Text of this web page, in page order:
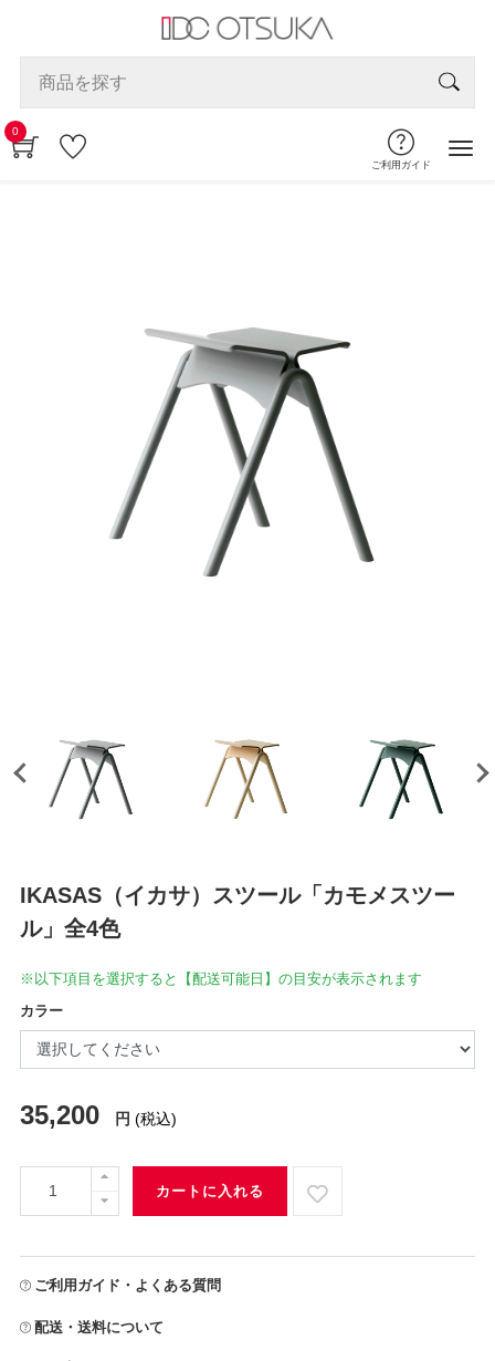
0
ご利用ガイド
IKASAS（イカサ）スツール「カモメスツー
ル」全4色
※以下項目を選択すると【配送可能日】の目安が表示されます
カラー
35,200 円 (税込)
カートに入れる
ご利用ガイド・よくある質問
配送・送料について